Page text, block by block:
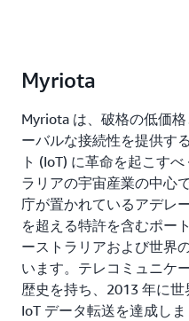
Myriota
Myriota は、破格の低価
ーバルな接続性を提供す
ト (IoT) に革命を起こす
ラリアの宇宙産業の中心
庁が置かれているアデレ
を超える特許を含むポー
ーストラリアおよび世界
います。テレコミュニケ
歴史を持ち、2013 年に
IoT データ転送を達成し